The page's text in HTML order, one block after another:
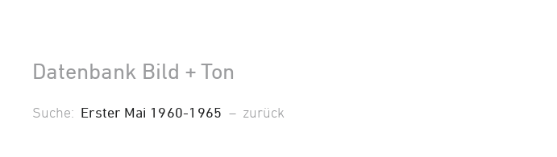
Datenbank Bild + Ton
Suche: Erster Mai 1960-1965 – zurück